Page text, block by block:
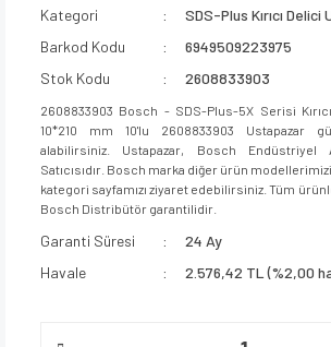
Kategori
SDS-Plus Kırıcı Delici
Barkod Kodu
6949509223975
Stok Kodu
2608833903
2608833903 Bosch - SDS-Plus-5X Serisi
10*210 mm 10'lu 2608833903 Ustapazar
alabilirsiniz. Ustapazar, Bosch
Satıcısıdır. Bosch marka diğer ürün
kategori sayfamızı ziyaret edebilirsiniz. Tüm
Bosch Distribütör garantilidir.
Garanti Süresi
24 Ay
Havale
2.576,42 TL (%2,00